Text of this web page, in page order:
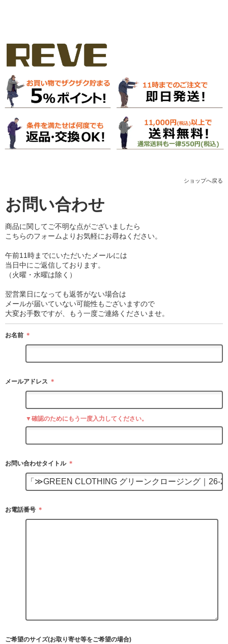
ショップへ戻る
お問い合わせ
商品に関してご不明な点がございましたら
こちらのフォームよりお気軽にお尋ねください。
午前11時までにいただいたメールには
当日中にご返信しております。
（火曜・水曜は除く）
翌営業日になっても返答がない場合は
メールが届いていない可能性もございますので
大変お手数ですが、もう一度ご連絡くださいませ。
お名前 ＊
メールアドレス ＊
▼確認のためにもう一度入力してください。
お問い合わせタイトル ＊
お電話番号 ＊
ご希望のサイズ(お取り寄せ等をご希望の場合)